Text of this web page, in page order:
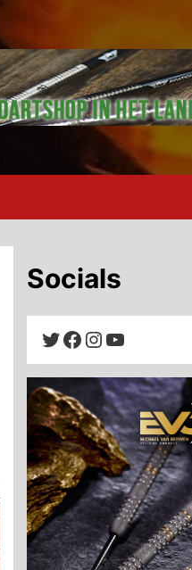
Socials
Twitter
Facebook
Instagram
YouTube